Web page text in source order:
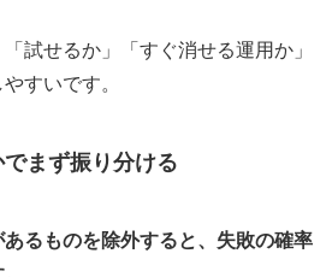
試せるか」「すぐ消せる運用か」
すいです。
でまず振り分ける
るものを除外すると、失敗の確率